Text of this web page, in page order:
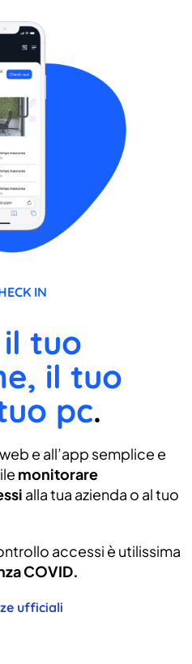
IN
il tuo
il tuo
pc.
e all’app semplice e
monitorare
alla tua azienda o al tuo
accessi è utilissima
COVID.
ufficiali